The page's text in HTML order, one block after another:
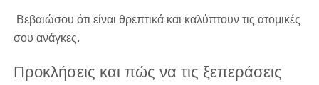
Βεβαιώσου ότι είναι θρεπτικά και καλύπτουν τις ατομικές
σου ανάγκες.
Προκλήσεις και πώς να τις ξεπεράσεις